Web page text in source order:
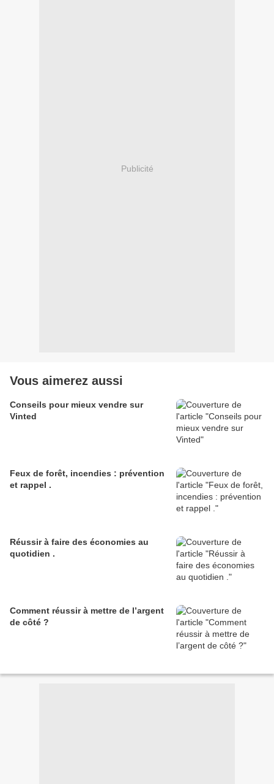
Publicité
Vous aimerez aussi
Conseils pour mieux vendre sur
Vinted
Feux de forêt, incendies : prévention
et rappel .
Réussir à faire des économies au
quotidien .
Comment réussir à mettre de l’argent
de côté ?